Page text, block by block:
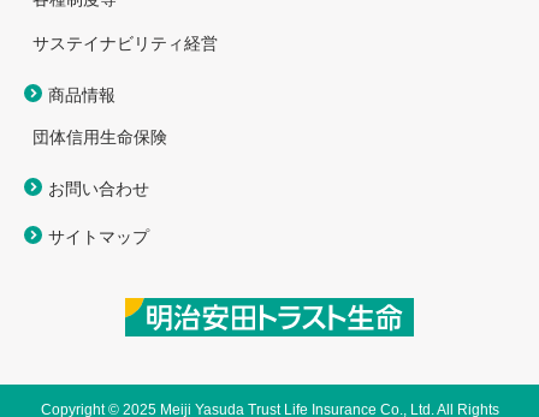
サステイナビリティ経営
商品情報
団体信用生命保険
お問い合わせ
サイトマップ
Copyright © 2025 Meiji Yasuda Trust Life Insurance Co., Ltd. All Rights